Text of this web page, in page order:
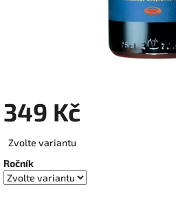
349 Kč
cena:
Zvolte variantu
Ročník